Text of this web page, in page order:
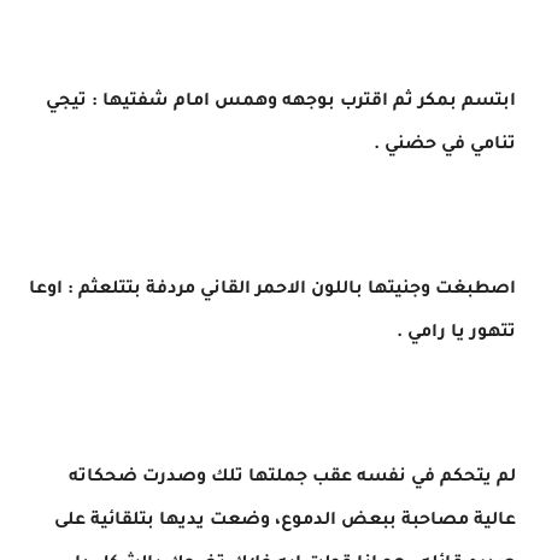
ابتسم بمكر ثم اقترب بوجهه وهمس امام شفتيها : تيجي
تنامي في حضني .
اصطبغت وجنيتها باللون الاحمر القاني مردفة بتتلعثم : اوعا
تتهور يا رامي .
لم يتحكم في نفسه عقب جملتها تلك وصدرت ضحكاته
عالية مصاحبة ببعض الدموع، وضعت يديها بتلقائية على